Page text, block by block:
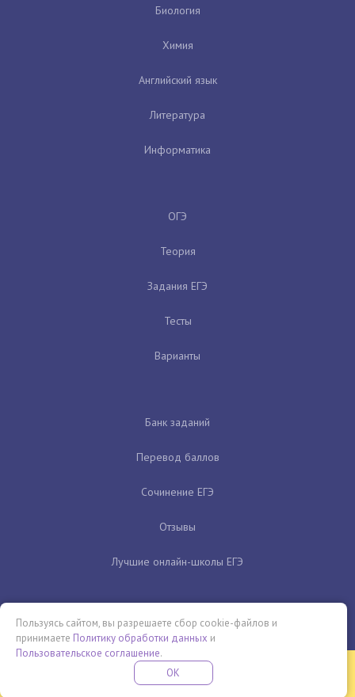
Биология
Химия
Английский язык
Литература
Информатика
ОГЭ
Теория
Задания ЕГЭ
Тесты
Варианты
Банк заданий
Перевод баллов
Сочинение ЕГЭ
Отзывы
Лучшие онлайн-школы ЕГЭ
Бесплатная летняя школа
ПРОВЕДИ ЭТО ЛЕТО С ПОЛЬЗОЙ
Пользуясь сайтом, вы разрешаете сбор cookie-файлов и
принимаете Политику обработки данных и
Пользовательское соглашение.
OK